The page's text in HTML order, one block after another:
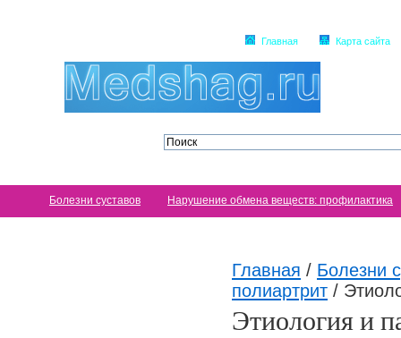
Главная Карта сайта
Болезни суставов Нарушение обмена веществ: профилактика
Главная / Болезни
полиартрит /
Этиология и